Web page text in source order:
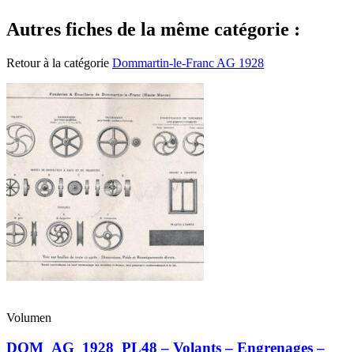
Autres fiches de la même catégorie :
Retour à la catégorie Dommartin-le-Franc AG 1928
Volumen
DOM_AG_1928_PL48 – Volants – Engrenages –